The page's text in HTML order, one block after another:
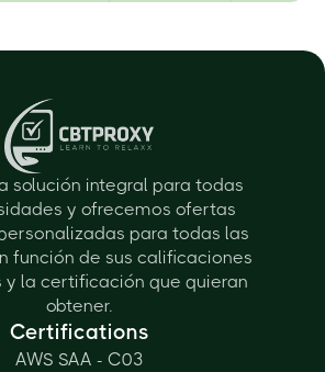
solución integral para todas
y ofrecemos ofertas
para todas las
función de sus calificaciones
y la certificación que quieran
obtener.
Certifications
AWS SAA - C03